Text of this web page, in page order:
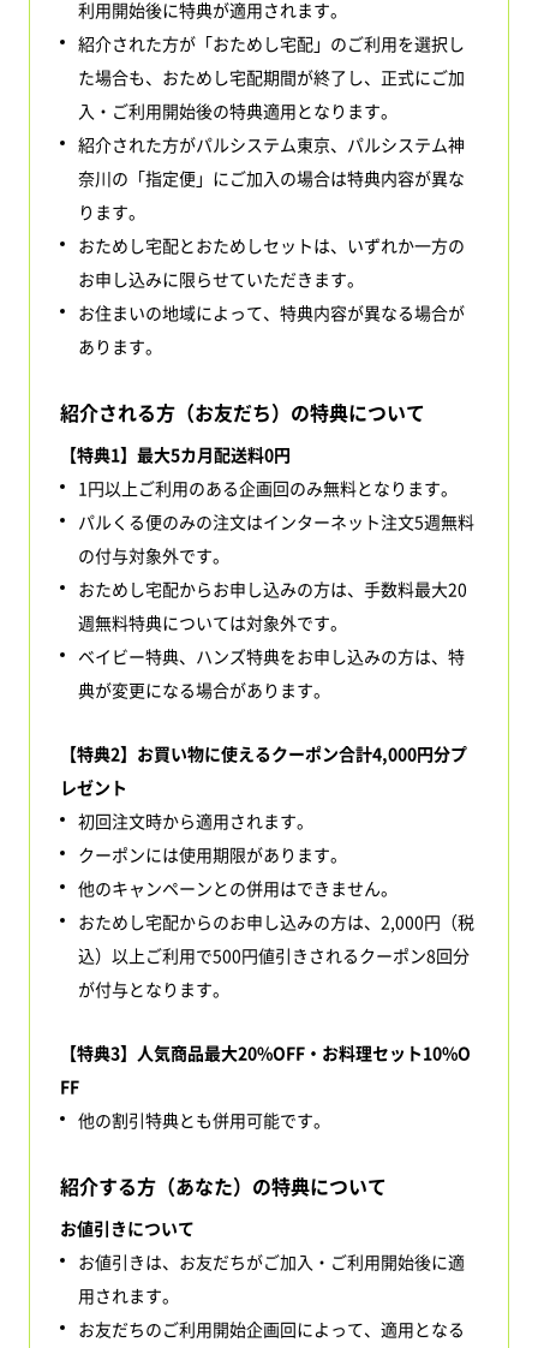
利用開始後に特典が適用されます。
紹介された方が「おためし宅配」のご利用を選択し
た場合も、おためし宅配期間が終了し、正式にご加
入・ご利用開始後の特典適用となります。
紹介された方がパルシステム東京、パルシステム神
奈川の「指定便」にご加入の場合は特典内容が異な
ります。
おためし宅配とおためしセットは、いずれか一方の
お申し込みに限らせていただきます。
お住まいの地域によって、特典内容が異なる場合が
あります。
紹介される方（お友だち）の特典について
【特典1】最大5カ月配送料0円
1円以上ご利用のある企画回のみ無料となります。
パルくる便のみの注文はインターネット注文5週無料
の付与対象外です。
おためし宅配からお申し込みの方は、手数料最大20
週無料特典については対象外です。
ベイビー特典、ハンズ特典をお申し込みの方は、特
典が変更になる場合があります。
【特典2】お買い物に使えるクーポン合計4,000円分プ
レゼント
初回注文時から適用されます。
クーポンには使用期限があります。
他のキャンペーンとの併用はできません。
おためし宅配からのお申し込みの方は、2,000円（税
込）以上ご利用で500円値引きされるクーポン8回分
が付与となります。
【特典3】人気商品最大20%OFF・お料理セット10%O
FF
他の割引特典とも併用可能です。
紹介する方（あなた）の特典について
お値引きについて
お値引きは、お友だちがご加入・ご利用開始後に適
用されます。
お友だちのご利用開始企画回によって、適用となる